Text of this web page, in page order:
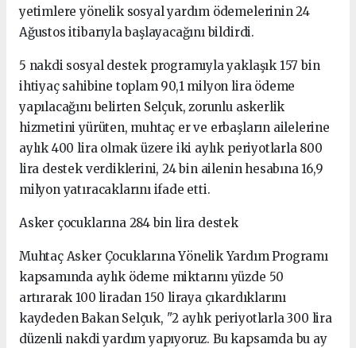
yetimlere yönelik sosyal yardım ödemelerinin 24
Ağustos itibarıyla başlayacağını bildirdi.
5 nakdi sosyal destek programıyla yaklaşık 157 bin
ihtiyaç sahibine toplam 90,1 milyon lira ödeme
yapılacağını belirten Selçuk, zorunlu askerlik
hizmetini yürüten, muhtaç er ve erbaşların ailelerine
aylık 400 lira olmak üzere iki aylık periyotlarla 800
lira destek verdiklerini, 24 bin ailenin hesabına 16,9
milyon yatıracaklarını ifade etti.
Asker çocuklarına 284 bin lira destek
Muhtaç Asker Çocuklarına Yönelik Yardım Programı
kapsamında aylık ödeme miktarını yüzde 50
artırarak 100 liradan 150 liraya çıkardıklarını
kaydeden Bakan Selçuk, "2 aylık periyotlarla 300 lira
düzenli nakdi yardım yapıyoruz. Bu kapsamda bu ay